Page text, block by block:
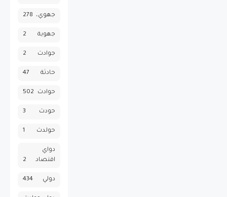
جهوي، 278
جهوية 2
جوادث 2
حادثة 47
حوادث 502
حودث 3
حولدث 1
دواي
اقتصاد
2
دولي 434